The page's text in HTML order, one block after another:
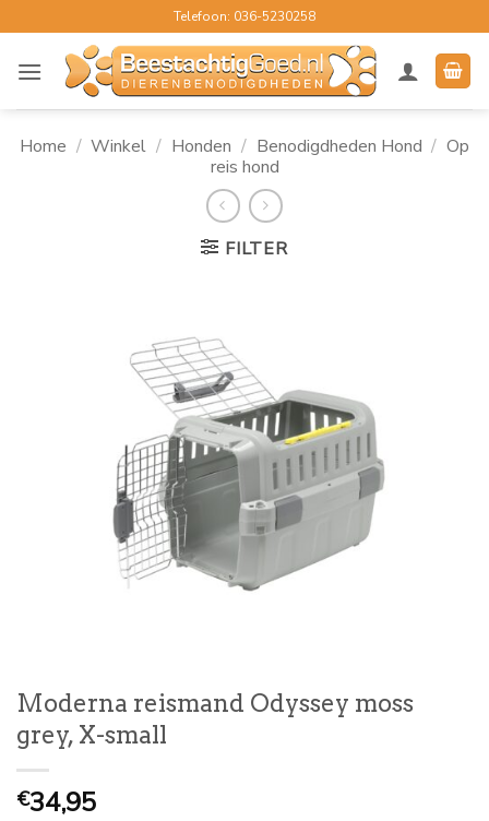
naar
inhoud
Telefoon: 036-5230258
Home / Winkel / Honden / Benodigdheden Hond / Op
reis hond
FILTER
Moderna reismand Odyssey moss
grey, X-small
€34,95